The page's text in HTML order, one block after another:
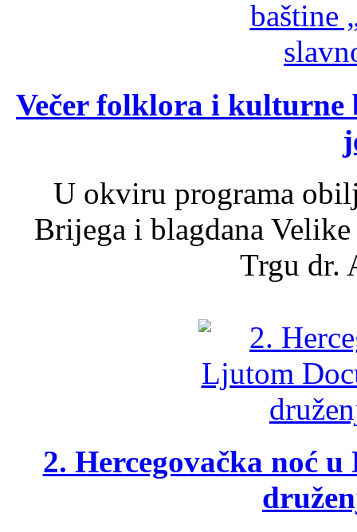
Večer folklora i kulturne
U okviru programa
Brijega i blagdana
Trgu dr.
2. Hercegovačka noć